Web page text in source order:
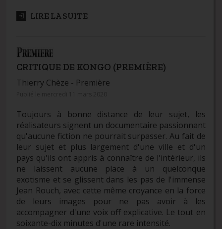
LIRE LA SUITE
CRITIQUE DE KONGO (PREMIÈRE)
Thierry Chèze - Première
Toujours à bonne distance de leur sujet, les
réalisateurs signent un documentaire passionnant
qu'aucune fiction ne pourrait surpasser. Au fait de
leur sujet et plus largement d'une ville et d'un
pays qu'ils ont appris à connaître de l'intérieur, ils
ne laissent aucune place à un quelconque
exotisme et se glissent dans les pas de l'immense
Jean Rouch, avec cette même croyance en la force
de leurs images pour ne pas avoir à les
accompagner d'une voix off explicative. Le tout en
soixante-dix minutes d'une rare intensité.